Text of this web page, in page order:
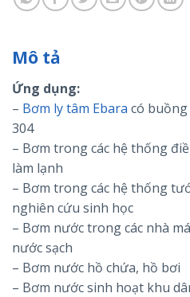
Mô tả
Ứng dụng:
– Bơm ly tâm Ebara có
304
– Bơm trong các hệ thống
làm lạnh
– Bơm trong các hệ thống
nghiên cứu sinh học
– Bơm nước trong các nhà
nước sạch
– Bơm nước hồ chứa, hồ bơi
– Bơm nước sinh hoạt khu